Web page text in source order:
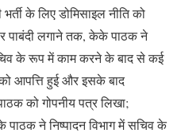
के लिए डोमिसाइल नीति को
पाबंदी लगाने तक, केके पाठक ने
के रूप में काम करने के बाद से कई
आपत्ति हुई और इसके बाद
को गोपनीय पत्र लिखा;
पाठक ने निष्पादन विभाग में सचिव के